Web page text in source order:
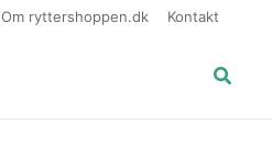
Om ryttershoppen.dk Kontakt
Søg